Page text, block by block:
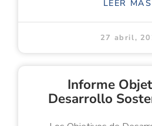
LEER
27 abril,
Informe
Desarrollo